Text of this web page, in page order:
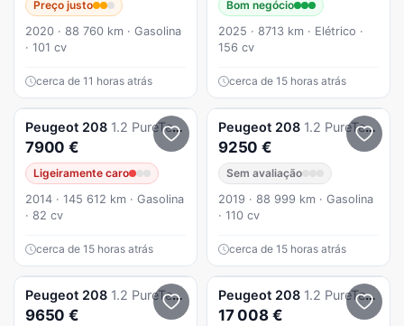
Preço justo
2020 · 88 760 km · Gasolina
· 101 cv
cerca de 11 horas atrás
Bom negócio
2025 · 8713 km · Elétrico ·
156 cv
cerca de 15 horas atrás
Peugeot 208 1.2 PureTech Active
7900 €
Ligeiramente caro
2014 · 145 612 km · Gasolina
· 82 cv
cerca de 15 horas atrás
Peugeot 208 1.2 PureTech Signature
9250 €
Sem avaliação
2019 · 88 999 km · Gasolina
· 110 cv
cerca de 15 horas atrás
Peugeot 208 1.2 PureTech Allure
9650 €
Peugeot 208 1.2 PureTech Allure
17 008 €